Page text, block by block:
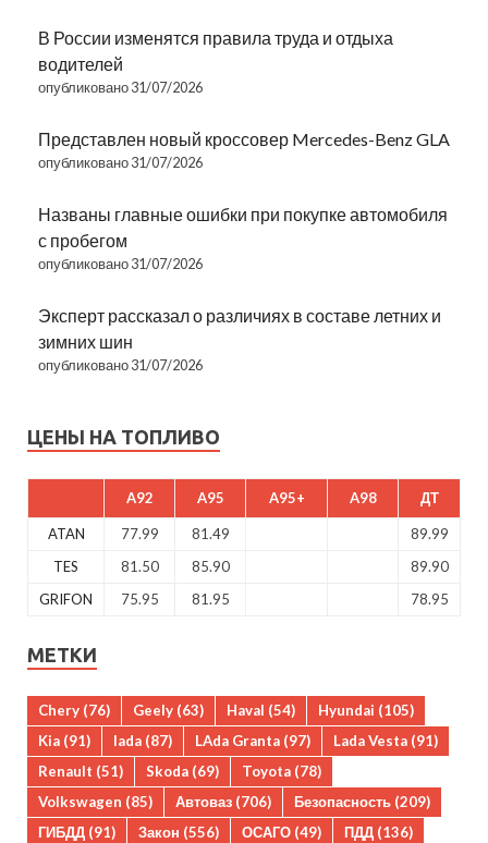
В России изменятся правила труда и отдыха
водителей
опубликовано 31/07/2026
Представлен новый кроссовер Mercedes-Benz GLA
опубликовано 31/07/2026
Названы главные ошибки при покупке автомобиля
с пробегом
опубликовано 31/07/2026
Эксперт рассказал о различиях в составе летних и
зимних шин
опубликовано 31/07/2026
ЦЕНЫ НА ТОПЛИВО
A92 A95 A95+ A98 ДТ
ATAN 77.99 81.49
89.99
TES
81.50 85.90
89.90
GRIFON
75.95 81.95 78.95
МЕТКИ
Chery (76) Geely (63) Haval (54) Hyundai (105)
Kia (91) lada (87) LAda Granta (97) Lada Vesta (91)
Renault (51) Skoda (69) Toyota (78)
Volkswagen (85) Автоваз (706) Безопасность (209)
ГИБДД (91) Закон (556) ОСАГО (49) ПДД (136)